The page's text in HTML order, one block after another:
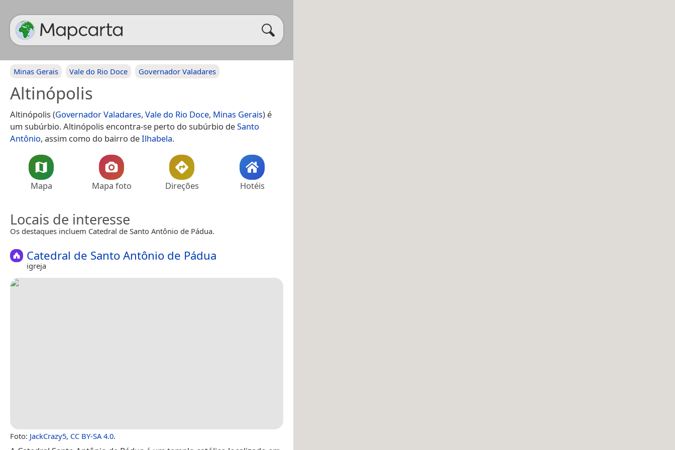
Minas Gerais Vale do Rio Doce Governador Valadares
Altinópolis
Altinópolis (Governador Valadares, Vale do Rio Doce, Minas Gerais) é
um subúrbio. Altinópolis encontra-se perto do subúrbio deSanto
Antônio, assim como do bairro deIlhabela.
Mapa Mapa foto Direções Hotéis
Locais de interesse
Os destaques incluem Catedral de Santo Antônio de Pádua.
Catedral de Santo Antônio de Pádua
igreja
Foto: JackCrazy5, CC BY-SA 4.0.